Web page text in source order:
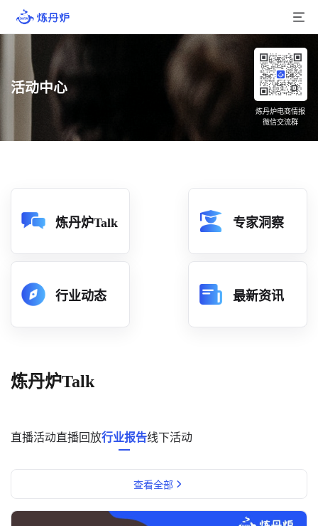
产品介绍
品牌数据
店铺数据
分析
数据中心
消费者说
解决方案
金融市场解决方案
活动中心
炼丹炉电商情报
微信交流群
炼丹炉Talk 专家洞察
行业动态 最新资讯
炼丹炉Talk
直播活动直播回放行业报告线下活动
查看全部